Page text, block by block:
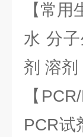
【常
水 分
剂 溶剂
【
PCR试